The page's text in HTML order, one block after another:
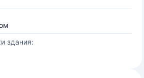
здания: